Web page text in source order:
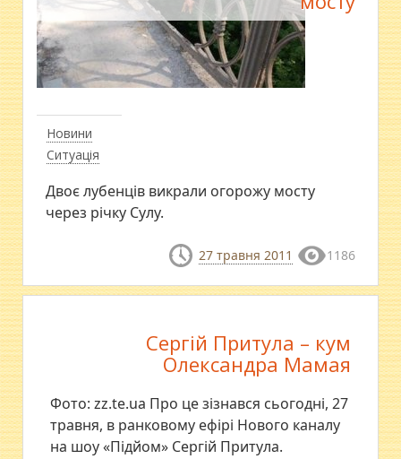
Новини
Ситуація
Двоє лубенців викрали огорожу мосту
через річку Сулу.
27 травня 2011 1186
Сергій Притула – кум
Олександра Мамая
Фото: zz.te.ua Про це зізнався сьогодні, 27
травня, в ранковому ефірі Нового каналу
на шоу «Підйом» Сергій Притула.